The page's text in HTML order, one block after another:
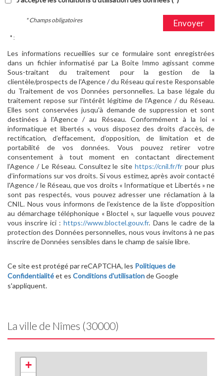
Envoyer
* Champs obligatoires
* :
Les informations recueillies sur ce formulaire sont enregistrées
dans un fichier informatisé par La Boite Immo agissant comme
Sous-traitant du traitement pour la gestion de la
clientèle/prospects de l'Agence / du Réseau qui reste Responsable
du Traitement de vos Données personnelles. La base légale du
traitement repose sur l'intérêt légitime de l'Agence / du Réseau.
Elles sont conservées jusqu'à demande de suppression et sont
destinées à l'Agence / au Réseau. Conformément à la loi «
informatique et libertés », vous disposez des droits d’accès, de
rectification, d’effacement, d’opposition, de limitation et de
portabilité de vos données. Vous pouvez retirer votre
consentement à tout moment en contactant directement
l’Agence / Le Réseau. Consultez le sitehttps://cnil.fr/fr pour plus
d’informations sur vos droits. Si vous estimez, après avoir contacté
l'Agence / le Réseau, que vos droits « Informatique et Libertés » ne
sont pas respectés, vous pouvez adresser une réclamation à la
CNIL. Nous vous informons de l’existence de la liste d'opposition
au démarchage téléphonique « Bloctel », sur laquelle vous pouvez
vous inscrire ici :https://www.bloctel.gouv.fr. Dans le cadre de la
protection des Données personnelles, nous vous invitons à ne pas
inscrire de Données sensibles dans le champ de saisie libre.
Ce site est protégé par reCAPTCHA, les Politiques de
Confidentialitéet es Conditions d'utilisationde Google
s'appliquent.
La ville de Nîmes (30000)
+